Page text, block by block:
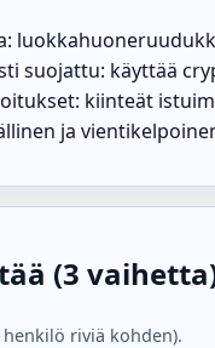
suojattu: käyttää
kiinteät
ja
(3
riviä kohden).